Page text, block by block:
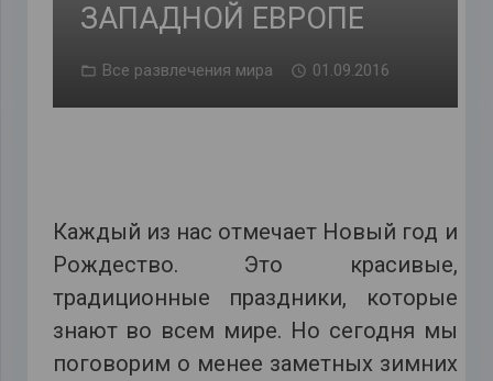
ЗАПАДНОЙ ЕВРОПЕ
Все развлечения мира 01.09.2016
Каждый из нас отмечает Новый год и
Рождество. Это красивые,
традиционные праздники, которые
знают во всем мире. Но сегодня мы
поговорим о менее заметных зимних